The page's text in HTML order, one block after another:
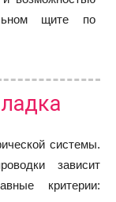
щите по
системы.
зависит
критерии: